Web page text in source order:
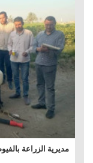
مديرية الزراعة